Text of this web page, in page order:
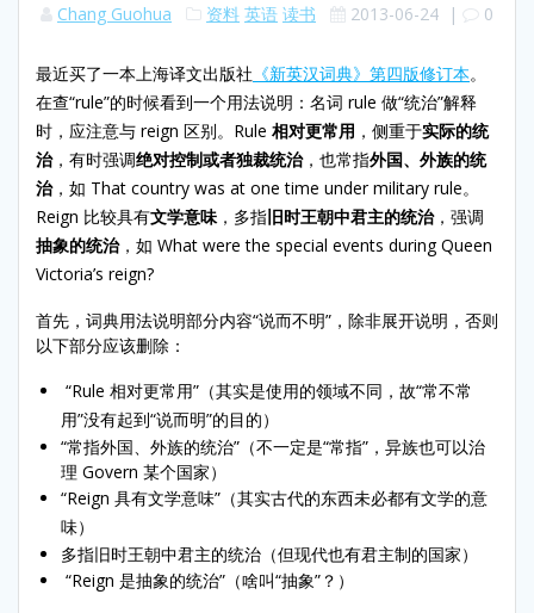
Chang Guohua 资料 英语 读书 2013-06-24 | 0
最近买了一本上海译文出版社 《新英汉词典》第四版修订本。
在查“rule”的时候看到一个用法说明：名词 rule 做“统治”解释
时，应注意与 reign 区别。Rule 相对更常用 ，侧重于实际的统
治，有时强调绝对控制或者独裁统治，也常指外国、外族的统
治，如 That country was at one time under military rule。
Reign 比较具有文学意味 ，多指旧时王朝中君主的统治，强调
抽象的统治，如 What were the special events during Queen
Victoria’s reign?
首先，词典用法说明部分内容“说而不明”，除非展开说明，否则
以下部分应该删除：
“Rule 相对更常用”（其实是使用的领域不同，故“常不常
用”没有起到“说而明”的目的）
“常指外国、外族的统治”（不一定是“常指”，异族也可以治
理 Govern 某个国家）
“Reign 具有文学意味”（其实古代的东西未必都有文学的意
味）
多指旧时王朝中君主的统治（但现代也有君主制的国家）
“Reign 是抽象的统治”（啥叫“抽象”？）